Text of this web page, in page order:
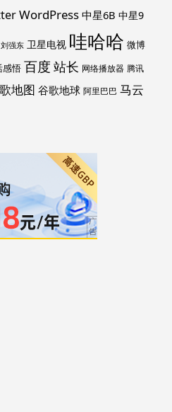
WordPress 中星6B 中星9
刘强东 卫星电视 哇哈哈 微博
感悟 百度 站长 网络播放器 腾讯
地图 谷歌地球 阿里巴巴 马云